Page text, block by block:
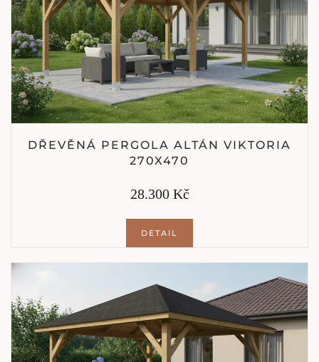
DŘEVĚNÁ PERGOLA ALTÁN VIKTORIA
270X470
28.300 Kč
DETAIL